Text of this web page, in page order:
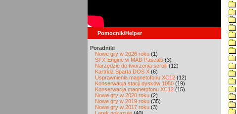
Pomocnik/Helper
Poradniki
Nowe gry w 2026 roku (1)
SFX-Engine w MAD Pascalu (3)
Narzędzie do tworzenia scrolli (12)
Kartridż Sparta DOS X (6)
Usprawnienia magnetofonu XC12 (12)
Konserwacja stacji dysków 1050 (19)
Konserwacja magnetofonu XC12 (15)
Nowe gry w 2020 roku (2)
Nowe gry w 2019 roku (35)
Nowe gry w 2017 roku (3)